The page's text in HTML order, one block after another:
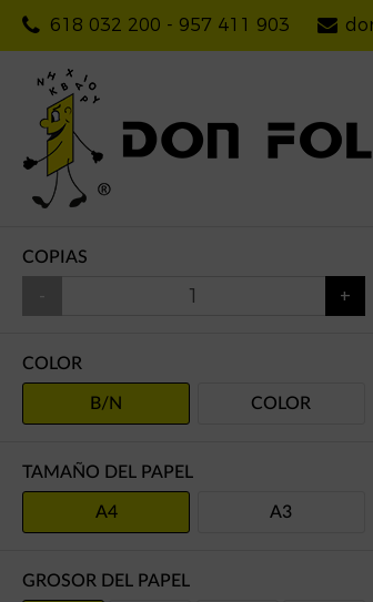
618 032 200 - 957 411 903
Calendarios
Tesis Doctorales / TFG / TFM
COPIAS
- +
COLOR
B/N COLOR
TAMAÑO DEL PAPEL
A4 A3
GROSOR DEL PAPEL